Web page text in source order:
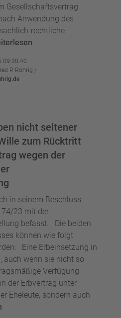
Gesellschaftsvertrag
Anwendung des
rechtliche
09:30:40
P. Röhrig /
nicht seltener
zum Rücktritt
wegen der
in seinem Beschluss
23 mit der
befasst. Die beiden
können wie folgt
Eine Erbeinsetzung in
auch wenn sie nicht so
Verfügung
der Erbvertrag unter
Eheleute, sondern auch